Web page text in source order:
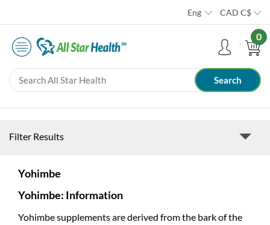
Eng CAD C$
0
Filter Results
Yohimbe
Yohimbe: Information
Yohimbe supplements are derived from the bark of the